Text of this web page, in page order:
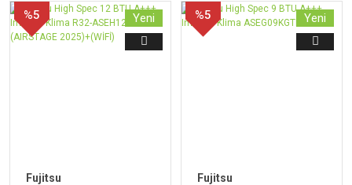
%5 Yeni
Fujitsu
%5 Yeni
Fujitsu